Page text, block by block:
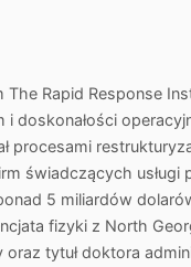
Rapid Response
doskonałości
procesami
świadczących usługi
5 miliardów
fizyki z North
tytuł doktora